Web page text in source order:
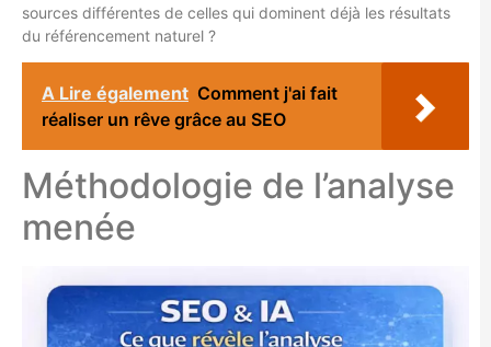
sources différentes de celles qui dominent déjà les résultats
du référencement naturel ?
A Lire également Comment j'ai fait
réaliser un rêve grâce au SEO
Méthodologie de l’analyse
menée